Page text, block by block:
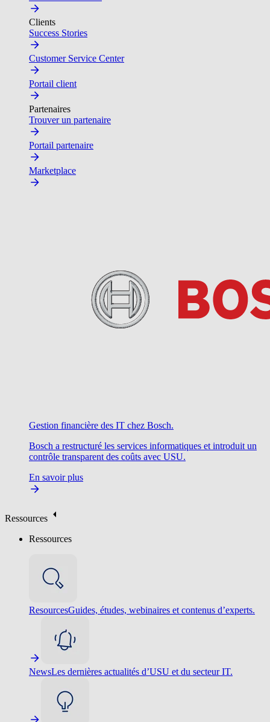
Clients
Success Stories
Customer Service Center
Portail client
Partenaires
Trouver un partenaire
Portail partenaire
Marketplace
Gestion financière des IT chez Bosch.
Bosch a restructuré les services informatiques et introduit un
contrôle transparent des coûts avec USU.
En savoir plus
Ressources
Ressources
ResourcesGuides, études, webinaires et contenus d’experts.
NewsLes dernières actualités d’USU et du secteur IT.